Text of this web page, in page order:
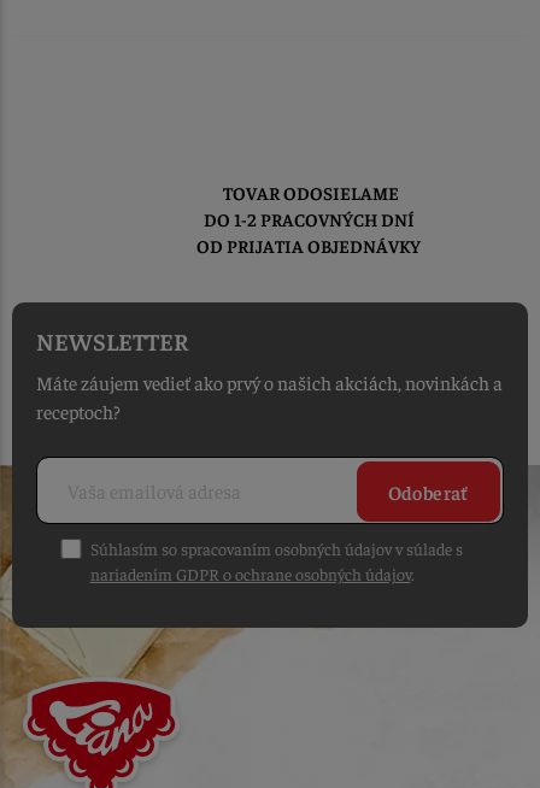
TOVAR ODOSIELAME
DO 1-2 PRACOVNÝCH DNÍ
OD PRIJATIA OBJEDNÁVKY
NEWSLETTER
Máte záujem vedieť ako prvý o našich akciách, novinkách a
receptoch?
Odoberať
Súhlasím so spracovaním osobných údajov v súlade s
nariadením GDPR o ochrane osobných údajov.